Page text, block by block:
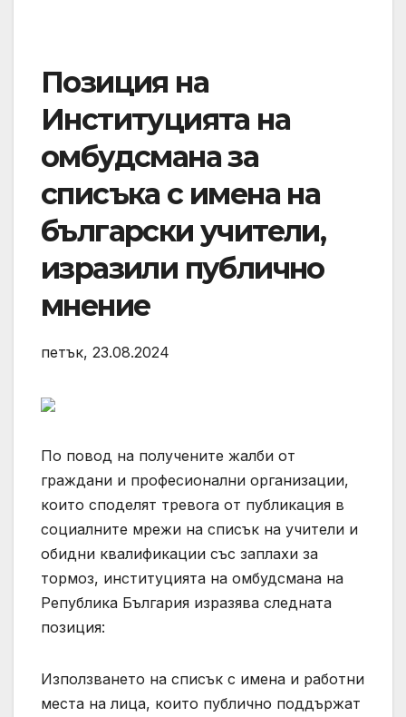
Позиция на
Институцията на
омбудсмана за
списъка с имена на
български учители,
изразили публично
мнение
петък, 23.08.2024
По повод на получените жалби от
граждани и професионални организации,
които споделят тревога от публикация в
социалните мрежи на списък на учители и
обидни квалификации със заплахи за
тормоз, институцията на омбудсмана на
Република България изразява следната
позиция:
Използването на списък с имена и работни
места на лица, които публично поддържат